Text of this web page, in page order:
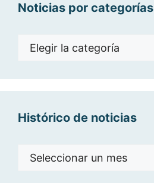
Noticias por categorías
Noticias
Histórico de noticias
Histórico